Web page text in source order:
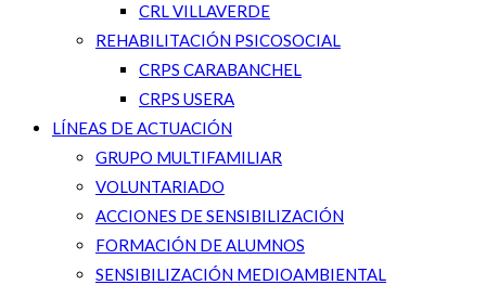
CRL VILLAVERDE
REHABILITACIÓN PSICOSOCIAL
CRPS CARABANCHEL
CRPS USERA
LÍNEAS DE ACTUACIÓN
GRUPO MULTIFAMILIAR
VOLUNTARIADO
ACCIONES DE SENSIBILIZACIÓN
FORMACIÓN DE ALUMNOS
SENSIBILIZACIÓN MEDIOAMBIENTAL